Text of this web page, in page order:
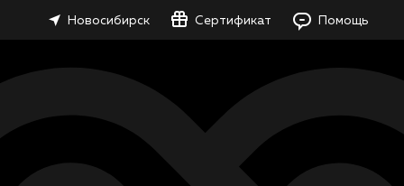
Новосибирск Сертификат Помощь